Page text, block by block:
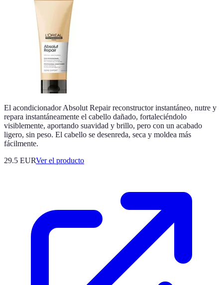
El acondicionador Absolut Repair reconstructor instantáneo, nutre y
repara instantáneamente el cabello dañado, fortaleciéndolo
visiblemente, aportando suavidad y brillo, pero con un acabado
ligero, sin peso. El cabello se desenreda, seca y moldea más
fácilmente.
29.5 EURVer el producto